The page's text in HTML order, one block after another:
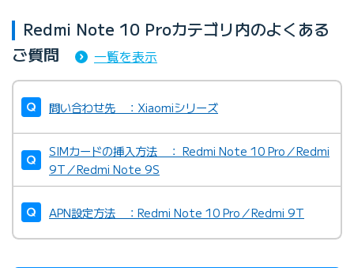
Redmi Note 10 Proカテゴリ内のよくある
ご質問
一覧を表示
問い合わせ先 ：Xiaomiシリーズ
SIMカードの挿入方法 ： Redmi Note 10 Pro／Redmi
9T／Redmi Note 9S
APN設定方法 ：Redmi Note 10 Pro／Redmi 9T